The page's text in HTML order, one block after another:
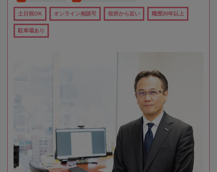
土日祝OK オンライン相談可 役所から近い 職歴20年以上
駐車場あり